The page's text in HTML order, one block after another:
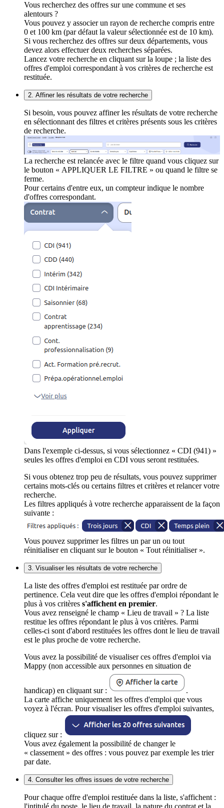
Vous recherchez des offres sur une commune et ses
alentours ?
Vous pouvez y associer un rayon de recherche compris entre
0 et 100 km (par défaut la valeur sélectionnée est de 10 km).
Si vous recherchez des offres sur deux départements, vous
devez alors effectuer deux recherches séparées.
Lancez votre recherche en cliquant sur la loupe ; la liste des
offres d'emploi correspondant à vos critères de recherche est
restituée.
2. Affiner les résultats de votre recherche
Si besoin, vous pouvez affiner les résultats de votre recherche
en sélectionnant des filtres et critères présents sous les critères
de recherche.
La recherche est relancée avec le filtre quand vous cliquez sur
le bouton « APPLIQUER LE FILTRE » ou quand le filtre se
ferme.
Pour certains d'entre eux, un compteur indique le nombre
d'offres correspondant.
Dans l'exemple ci-dessus, si vous sélectionnez « CDI (941) »
seules les offres d'emploi en CDI vous seront restituées.
Si vous obtenez trop peu de résultats, vous pouvez supprimer
certains mots-clés ou certains filtres et critères et relancer votre
recherche.
Les filtres appliqués à votre recherche apparaissent de la façon
suivante :
Vous pouvez supprimer les filtres un par un ou tout
réinitialiser en cliquant sur le bouton « Tout réinitialiser ».
3. Visualiser les résultats de votre recherche
La liste des offres d'emploi est restituée par ordre de
pertinence. Cela veut dire que les offres d'emploi répondant le
plus à vos critères s'affichent en premier.
Vous avez renseigné le champ « Lieu de travail » ? La liste
restitue les offres répondant le plus à vos critères. Parmi
celles-ci sont d'abord restituées les offres dont le lieu de travail
est le plus proche de votre recherche.
Vous avez la possibilité de visualiser ces offres d'emploi via
Mappy (non accessible aux personnes en situation de
handicap) en cliquant sur :
.
La carte affiche uniquement les offres d'emploi que vous
voyez à l'écran. Pour visualiser les offres d'emploi suivantes,
cliquez sur :
Vous avez également la possibilité de changer le
« classement » des offres : vous pouvez par exemple les trier
par date.
4. Consulter les offres issues de votre recherche
Pour chaque offre d'emploi restituée dans la liste, s'affichent :
l'intitulé du poste, le lieu de travail, la nature du contrat et la